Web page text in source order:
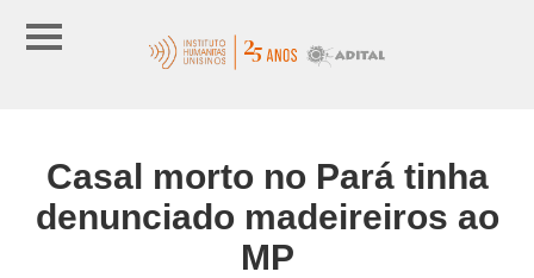
Casal morto no Pará tinha
denunciado madeireiros ao
MP